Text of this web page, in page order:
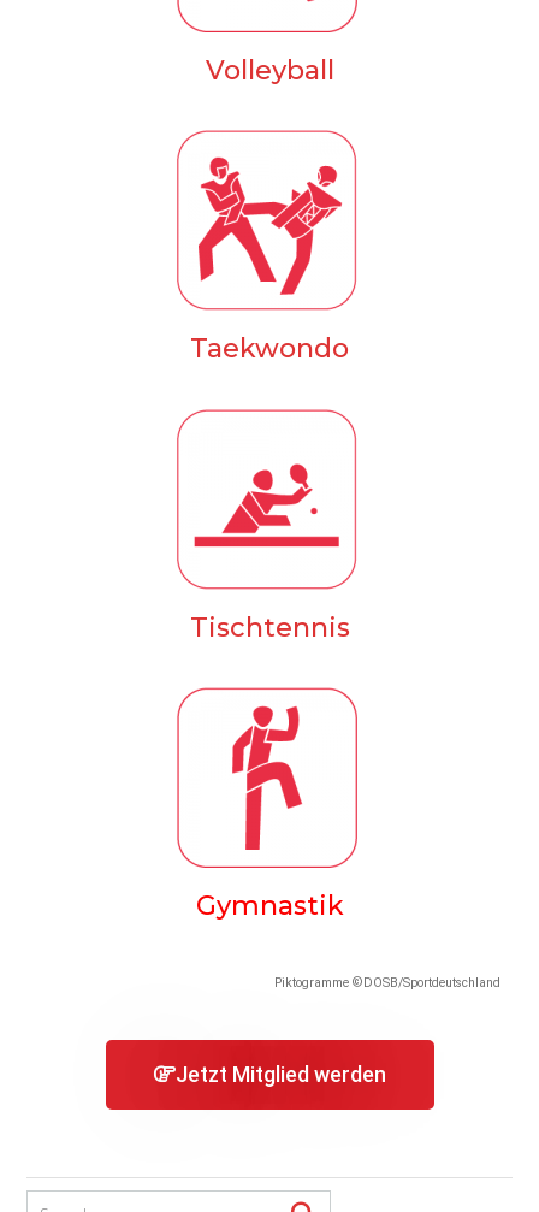
Volleyball
Taekwondo
Tischtennis
Gymnastik
Piktogramme ©DOSB/Sportdeutschland
Jetzt Mitglied werden